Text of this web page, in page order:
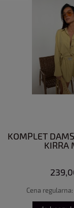
LA MONNE
199,00 zł
KOMPLET
KIRRA
Cena regularna: